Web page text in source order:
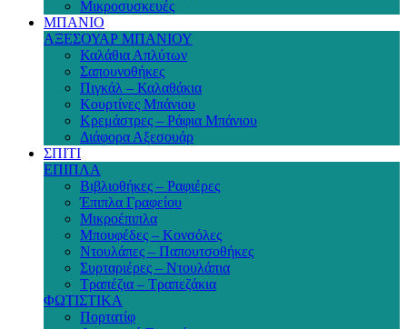
Μικροσυσκευές
ΜΠΑΝΙΟ
ΑΞΕΣΟΥΑΡ ΜΠΑΝΙΟΥ
Καλάθια Απλύτων
Σαπουνοθήκες
Πιγκάλ – Καλαθάκια
Κουρτίνες Μπάνιου
Κρεμάστρες – Ράφια Μπάνιου
Διάφορα Αξεσουάρ
ΣΠΙΤΙ
ΕΠΙΠΛΑ
Βιβλιοθήκες – Ραφιέρες
Έπιπλα Γραφείου
Μικροέπιπλα
Μπουφέδες – Κονσόλες
Ντουλάπες – Παπουτσοθήκες
Συρταριέρες – Ντουλάπια
Τραπέζια – Τραπεζάκια
ΦΩΤΙΣΤΙΚΑ
Πορτατίφ